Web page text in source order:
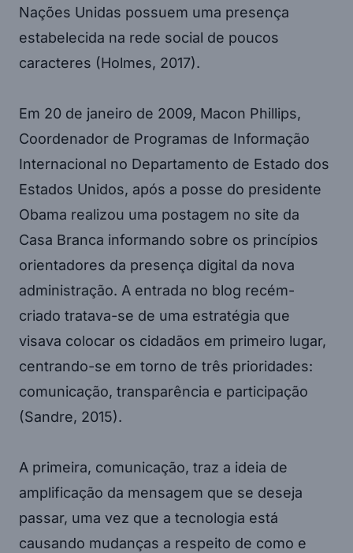
Nações Unidas possuem uma presença
estabelecida na rede social de poucos
caracteres (Holmes, 2017).
Em 20 de janeiro de 2009, Macon Phillips,
Coordenador de Programas de Informação
Internacional no Departamento de Estado dos
Estados Unidos, após a posse do presidente
Obama realizou uma postagem no site da
Casa Branca informando sobre os princípios
orientadores da presença digital da nova
administração. A entrada no blog recém-
criado tratava-se de uma estratégia que
visava colocar os cidadãos em primeiro lugar,
centrando-se em torno de três prioridades:
comunicação, transparência e participação
(Sandre, 2015).
A primeira, comunicação, traz a ideia de
amplificação da mensagem que se deseja
passar, uma vez que a tecnologia está
causando mudanças a respeito de como e